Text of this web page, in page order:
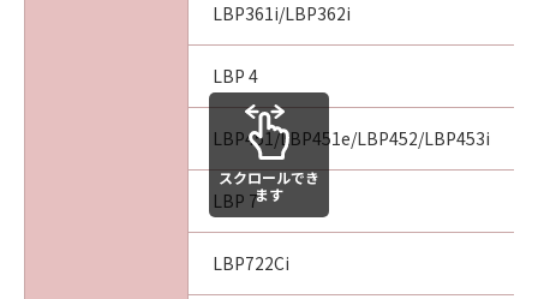
YOU HEREBY RELEASE CANON, CANON'S
SUBSIDIARIES AND AFFILIATES, THEIR
DISTRIBUTORS, DEALERS AND CANON'S
LICENSORS FROM ANY AND ALL LIABILITY
ARISING FROM OR RELATED TO ALL CLAIMS
CONCERNING THE SOFTWARE OR ITS USE.
This Agreement is effective upon your
LBP361i/LBP362i
LBP 4
LBP451/LBP451e/LBP452/LBP453i
LBP 7
LBP722Ci
スクロールでき
ます